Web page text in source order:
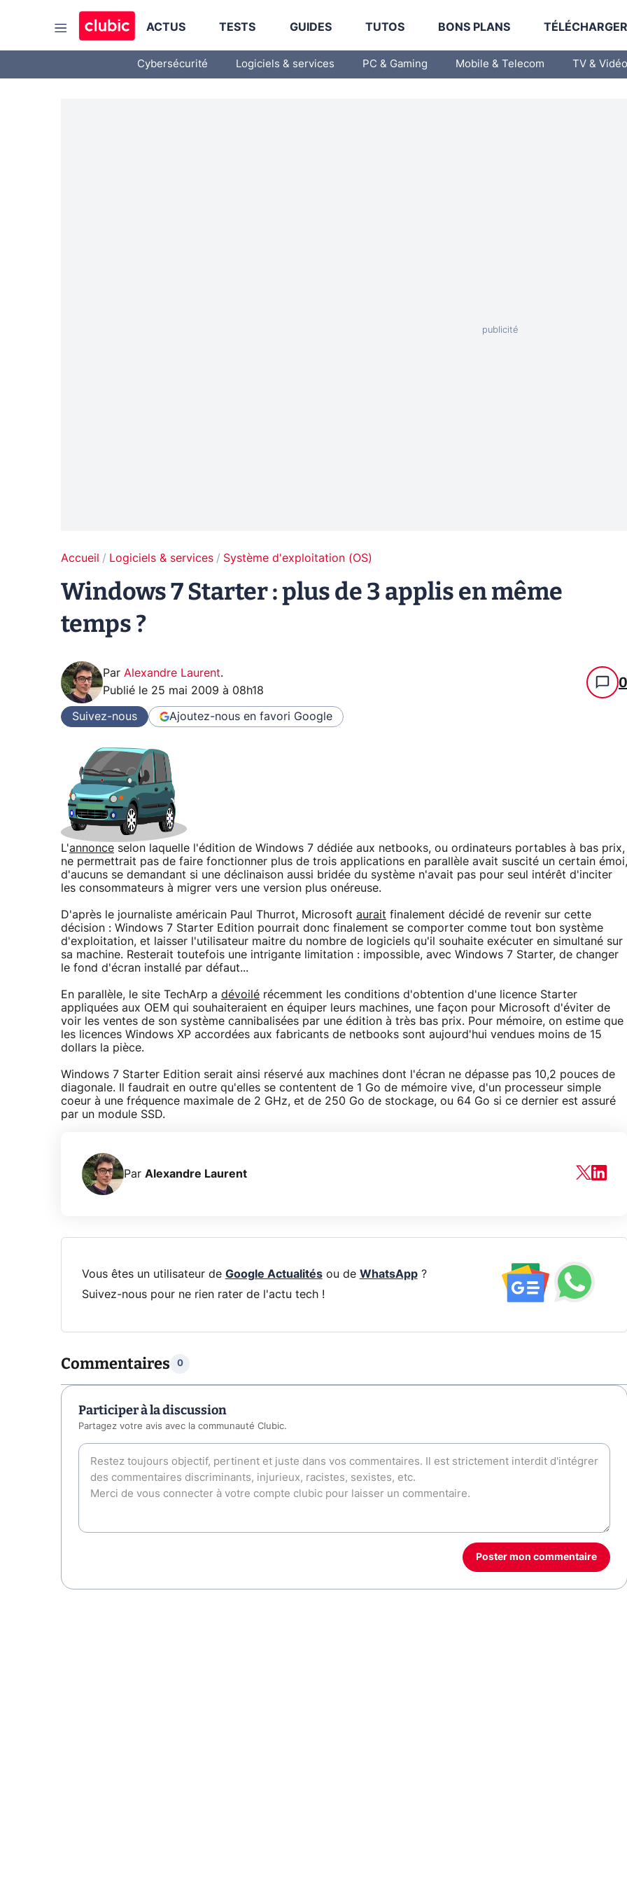
ACTUS TESTS GUIDES TUTOS BONS PLANS
Cybersécurité Logiciels & services PC & Gaming Mobile & Telecom TV & Vidéo
Accueil Logiciels & services Système d'exploitation (OS)
Windows 7 Starter : plus de 3 applis en même
temps ?
Par Alexandre Laurent.
Publié le 25 mai 2009 à 08h18 0
Suivez-nous Ajoutez-nous en favori Google
L'annonce selon laquelle l'édition de Windows 7 dédiée aux netbooks, ou ordinateurs portables à bas prix,
ne permettrait pas de faire fonctionner plus de trois applications en parallèle avait suscité un certain émoi,
d'aucuns se demandant si une déclinaison aussi bridée du système n'avait pas pour seul intérêt d'inciter
les consommateurs à migrer vers une version plus onéreuse.
D'après le journaliste américain Paul Thurrot, Microsoft aurait finalement décidé de revenir sur cette
décision : Windows 7 Starter Edition pourrait donc finalement se comporter comme tout bon système
d'exploitation, et laisser l'utilisateur maitre du nombre de logiciels qu'il souhaite exécuter en simultané sur
sa machine. Resterait toutefois une intrigante limitation : impossible, avec Windows 7 Starter, de changer
le fond d'écran installé par défaut...
En parallèle, le site TechArp a dévoilé récemment les conditions d'obtention d'une licence Starter
appliquées aux OEM qui souhaiteraient en équiper leurs machines, une façon pour Microsoft d'éviter de
voir les ventes de son système cannibalisées par une édition à très bas prix. Pour mémoire, on estime que
les licences Windows XP accordées aux fabricants de netbooks sont aujourd'hui vendues moins de 15
dollars la pièce.
Windows 7 Starter Edition serait ainsi réservé aux machines dont l'écran ne dépasse pas 10,2 pouces de
diagonale. Il faudrait en outre qu'elles se contentent de 1 Go de mémoire vive, d'un processeur simple
coeur à une fréquence maximale de 2 GHz, et de 250 Go de stockage, ou 64 Go si ce dernier est assuré
par un module SSD.
Par Alexandre Laurent
Vous êtes un utilisateur de Google Actualitésou de WhatsApp?
Suivez-nous pour ne rien rater de l'actu tech !
Commentaires 0
Participer à la discussion
Partagez votre avis avec la communauté Clubic.
Poster mon commentaire